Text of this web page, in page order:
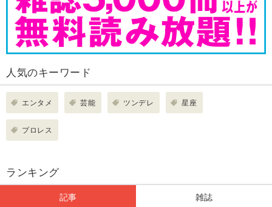
人気のキーワード
エンタメ 芸能 ツンデレ 星座
プロレス
ランキング
記事 雑誌